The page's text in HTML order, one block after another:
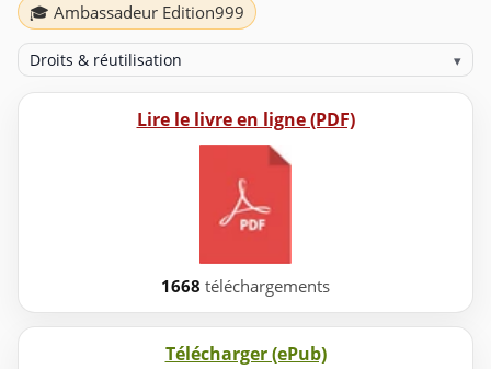
🎓 Ambassadeur Edition999
Droits & réutilisation ▾
Lire le livre en ligne (PDF)
1668 téléchargements
Télécharger (ePub)